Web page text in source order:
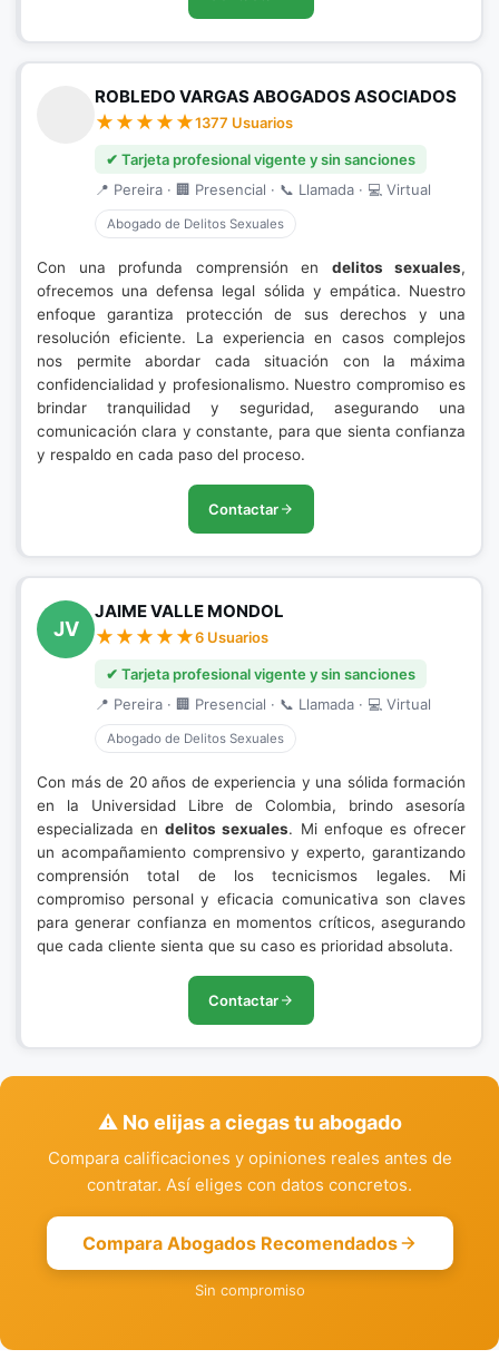
ROBLEDO VARGAS ABOGADOS ASOCIADOS
1377 Usuarios
✔ Tarjeta profesional vigente y sin sanciones
📍 Pereira · 🏢 Presencial · 📞 Llamada · 💻 Virtual
Abogado de Delitos Sexuales
Con una profunda comprensión en delitos sexuales,
ofrecemos una defensa legal sólida y empática. Nuestro
enfoque garantiza protección de sus derechos y una
resolución eficiente. La experiencia en casos complejos
nos permite abordar cada situación con la máxima
confidencialidad y profesionalismo. Nuestro compromiso es
brindar tranquilidad y seguridad, asegurando una
comunicación clara y constante, para que sienta confianza
y respaldo en cada paso del proceso.
Contactar
JV
JAIME VALLE MONDOL
6 Usuarios
✔ Tarjeta profesional vigente y sin sanciones
📍 Pereira · 🏢 Presencial · 📞 Llamada · 💻 Virtual
Abogado de Delitos Sexuales
Con más de 20 años de experiencia y una sólida formación
en la Universidad Libre de Colombia, brindo asesoría
especializada endelitos sexuales. Mi enfoque es ofrecer
un acompañamiento comprensivo y experto, garantizando
comprensión total de los tecnicismos legales. Mi
compromiso personal y eficacia comunicativa son claves
para generar confianza en momentos críticos, asegurando
que cada cliente sienta que su caso es prioridad absoluta.
Contactar
⚠️ No elijas a ciegas tu abogado
Compara calificaciones y opiniones reales antes de
contratar. Así eliges con datos concretos.
Compara Abogados Recomendados
Sin compromiso